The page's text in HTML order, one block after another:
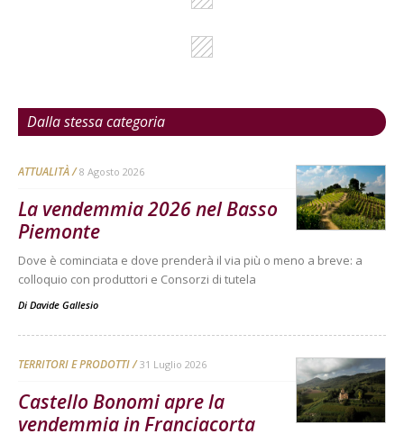
Dalla stessa categoria
ATTUALITÀ 8 Agosto 2026
La vendemmia 2026 nel Basso
Piemonte
Dove è cominciata e dove prenderà il via più o meno a breve: a
colloquio con produttori e Consorzi di tutela
Di Davide Gallesio
TERRITORI E PRODOTTI 31 Luglio 2026
Castello Bonomi apre la
vendemmia in Franciacorta